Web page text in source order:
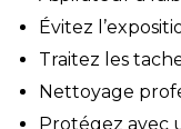
Évitez
Traitez les
Nettoyage
Protégez avec